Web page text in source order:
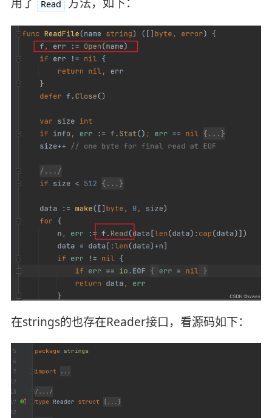
Read
在strings的也存在Reader接口，看源码如下：